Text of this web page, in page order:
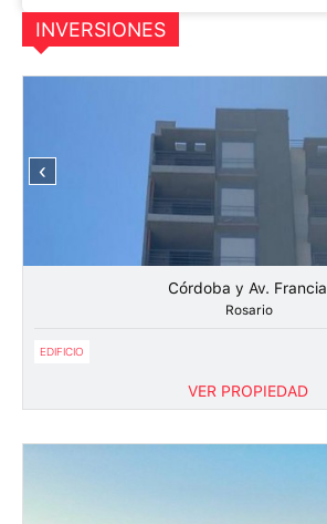
INVERSIONES
‹
Córdoba y Av. Francia
Rosario
EDIFICIO
VER PROPIEDAD